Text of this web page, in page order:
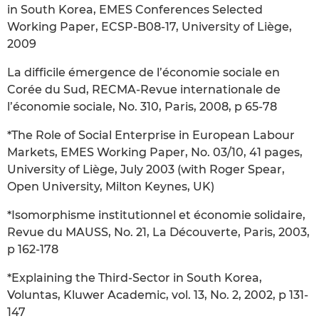
in South Korea, EMES Conferences Selected
Working Paper, ECSP-B08-17, University of Liège,
2009
La difficile émergence de l’économie sociale en
Corée du Sud, RECMA-Revue internationale de
l’économie sociale, No. 310, Paris, 2008, p 65-78
*The Role of Social Enterprise in European Labour
Markets, EMES Working Paper, No. 03/10, 41 pages,
University of Liège, July 2003 (with Roger Spear,
Open University, Milton Keynes, UK)
*Isomorphisme institutionnel et économie solidaire,
Revue du MAUSS, No. 21, La Découverte, Paris, 2003,
p 162-178
*Explaining the Third-Sector in South Korea,
Voluntas, Kluwer Academic, vol. 13, No. 2, 2002, p 131-
147